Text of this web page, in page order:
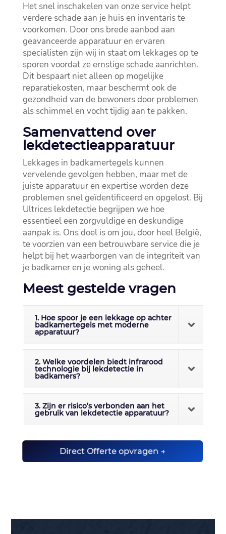
Het snel inschakelen van onze service helpt
verdere schade aan je huis en inventaris te
voorkomen.​ Door ons brede aanbod aan
geavanceerde apparatuur en ervaren
specialisten zijn wij in staat om lekkages op te
sporen voordat ze ernstige schade aanrichten.​
Dit bespaart niet alleen op mogelijke
reparatiekosten, maar beschermt ook de
gezondheid van de bewoners door problemen
als schimmel en vocht tijdig aan te pakken.​
Samenvattend over
lekdetectieapparatuur
Lekkages in badkamertegels kunnen
vervelende gevolgen hebben, maar met de
juiste apparatuur en expertise worden deze
problemen snel geïdentificeerd en opgelost.​ Bij
Ultrices lekdetectie begrijpen we hoe
essentieel een zorgvuldige en deskundige
aanpak is.​ Ons doel is om jou, door heel België,
te voorzien van een betrouwbare service die je
helpt bij het waarborgen van de integriteit van
je badkamer en je woning als geheel.​
Meest gestelde vragen
1. Hoe spoor je een lekkage op achter
badkamertegels met moderne
apparatuur?
2. Welke voordelen biedt infrarood
technologie bij lekdetectie in
badkamers?
3. Zijn er risico’s verbonden aan het
gebruik van lekdetectie apparatuur?
Direct Offerte opvragen →